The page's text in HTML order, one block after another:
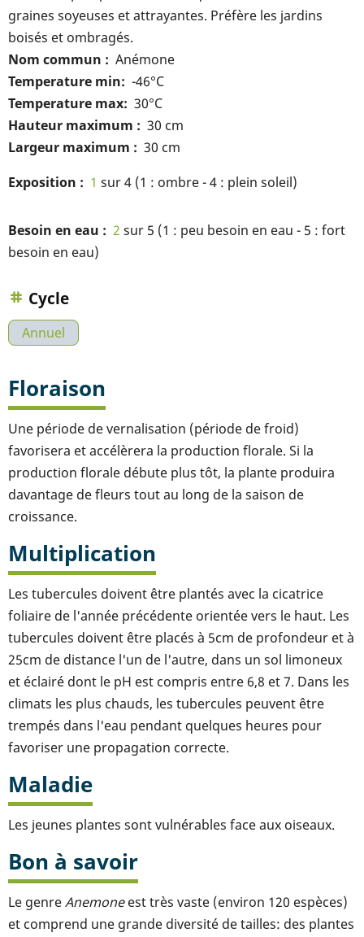
graines soyeuses et attrayantes. Préfère les jardins
boisés et ombragés.
Nom commun
Anémone
Temperature min
-46°C
Temperature max 30°C
Hauteur maximum
30 cm
Largeur maximum
30 cm
Exposition
1 sur 4 (1 : ombre - 4 : plein soleil)
Besoin en eau 2 sur 5 (1 : peu besoin en eau - 5 : fort
besoin en eau)
Cycle
Annuel
Floraison
Une période de vernalisation (période de froid)
favorisera et accélèrera la production florale. Si la
production florale débute plus tôt, la plante produira
davantage de fleurs tout au long de la saison de
croissance.
Multiplication
Les tubercules doivent être plantés avec la cicatrice
foliaire de l'année précédente orientée vers le haut. Les
tubercules doivent être placés à 5cm de profondeur et à
25cm de distance l'un de l'autre, dans un sol limoneux
et éclairé dont le pH est compris entre 6,8 et 7. Dans les
climats les plus chauds, les tubercules peuvent être
trempés dans l'eau pendant quelques heures pour
favoriser une propagation correcte.
Maladie
Les jeunes plantes sont vulnérables face aux oiseaux.
Bon à savoir
Le genreAnemoneest très vaste (environ 120 espèces)
et comprend une grande diversité de tailles: des plantes